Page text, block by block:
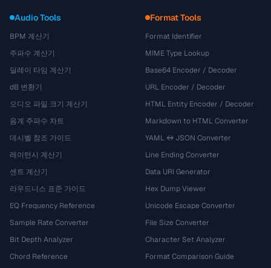
Audio Tools
BPM 계산기
주파수 계산기
딜레이 타임 계산기
dB 변환기
오디오 파일 크기 계산기
음계 주파수 차트
데시벨 참조 가이드
레이턴시 계산기
센트 계산기
라우드니스 표준 가이드
EQ Frequency Reference
Sample Rate Converter
Bit Depth Analyzer
Chord Reference
Format Tools
Format Identifier
MIME Type Lookup
Base64 Encoder / Decoder
URL Encoder / Decoder
HTML Entity Encoder / Decoder
Markdown to HTML Converter
YAML ↔ JSON Converter
Line Ending Converter
Data URI Generator
Hex Dump Viewer
Unicode Escape Converter
File Size Converter
Character Set Analyzer
Format Comparison Guide